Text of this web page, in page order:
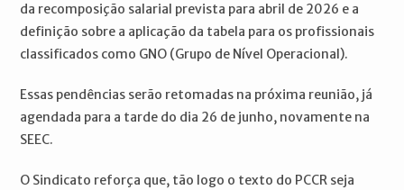
da recomposição salarial prevista para abril de 2026 e a
definição sobre a aplicação da tabela para os profissionais
classificados como GNO (Grupo de Nível Operacional).
Essas pendências serão retomadas na próxima reunião, já
agendada para a tarde do dia 26 de junho, novamente na
SEEC.
O Sindicato reforça que, tão logo o texto do PCCR seja